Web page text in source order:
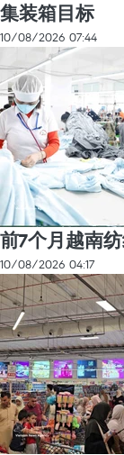
集装箱目标
10/08/2026 07:44
前7个月越南
10/08/2026 04:17